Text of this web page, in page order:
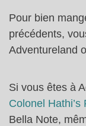
Pour bien
précédents,
Adventureland
Si vous êtes à
Colonel
Bella Note,